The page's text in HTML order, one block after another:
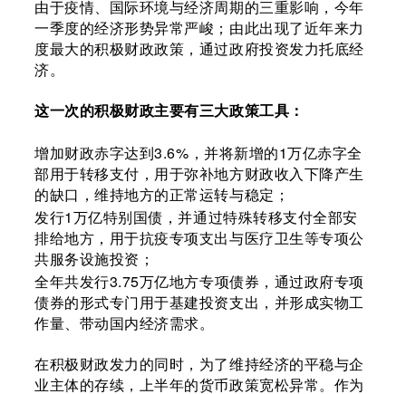
由于疫情、国际环境与经济周期的三重影响，今年
一季度的经济形势异常严峻；由此出现了近年来力
度最大的积极财政政策，通过政府投资发力托底经
济。
这一次的积极财政主要有三大政策工具：
增加财政赤字达到3.6% ，并将新增的1万亿赤字全
部用于转移支付，用于弥补地方财政收入下降产生
的缺口，维持地方的正常运转与稳定；
发行1 万亿特别国债，并通过特殊转移支付全部安
排给地方，用于抗疫专项支出与医疗卫生等专项公
共服务设施投资；
全年共发行3.75万亿地方专项债券，通过政府专项
债券的形式专门用于基建投资支出，并形成实物工
作量、带动国内经济需求。
在积极财政发力的同时，为了维持经济的平稳与企
业主体的存续，上半年的货币政策宽松异常。作为